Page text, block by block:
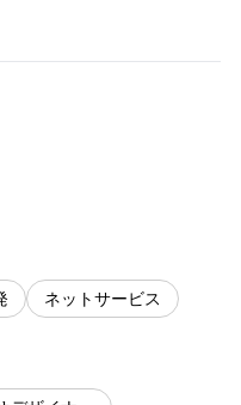
ネットサービス